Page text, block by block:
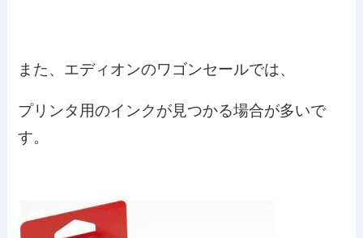
また、エディオンのワゴンセールでは、
プリンタ用のインクが見つかる場合が多いで
す。